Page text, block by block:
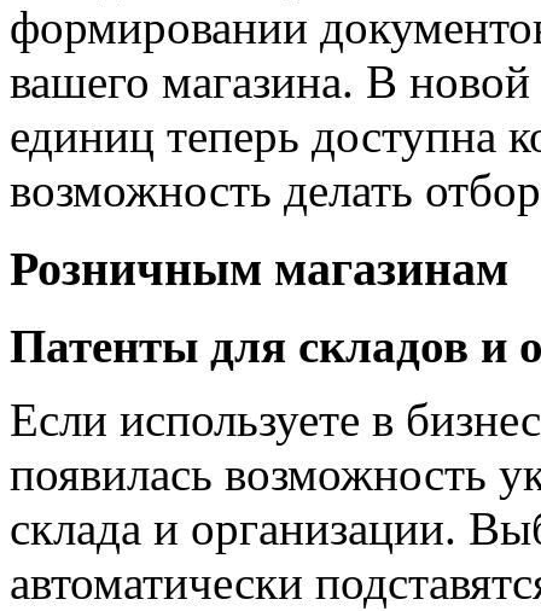
формировании
вашего магазина. В
единиц теперь доступна
возможность делать
Розничным магазинам
Патенты для складов и
Если используете в
появилась возможность
склада и организации.
автоматически